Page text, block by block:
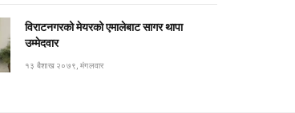
विराटनगरको मेयरको एमालेबाट सागर थापा
उम्मेदवार
१३ बैशाख २०७९, मंगलवार